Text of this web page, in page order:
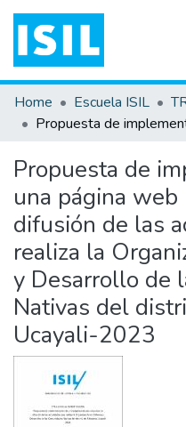
All of DSpace
Statistics
Documentos ▾
Home Escuela ISIL
Propuesta de
una página
difusión de las
realiza la
y Desarrollo de
Nativas del
Ucayali-2023